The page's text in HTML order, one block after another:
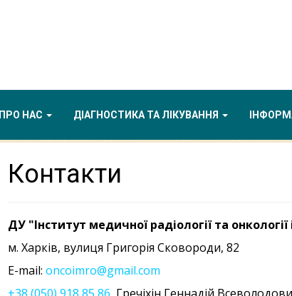
ПРО НАС ДІАГНОСТИКА ТА ЛІКУВАННЯ
Контакти
ДУ "Інститут медичної радіології та
м. Харків, вулиця Григорія Сковороди, 82
E-mail: oncoimro@gmail.com